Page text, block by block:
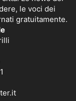
le voci dei
gratuitamente.